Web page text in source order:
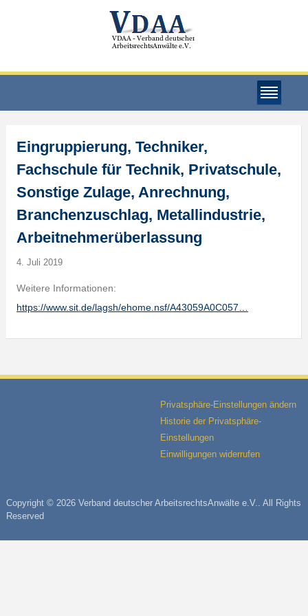
Eingruppierung, Techniker,
Fachschule für Technik, Privatschule,
Sonstige Zulage, Anrechnung,
Branchenzuschlag, Metallindustrie,
Arbeitnehmerüberlassung
4. Juli 2019
Weitere Informationen:
https://www.sit.de/lagsh/ehome.nsf/A43059A0C057…
Privatsphäre-Einstellungen ändern
Historie der Privatsphäre-
Einstellungen
Einwilligungen widerrufen
Copyright © 2026 Verband deutscher ArbeitsrechtsAnwälte e.V.. All Rights
Reserved